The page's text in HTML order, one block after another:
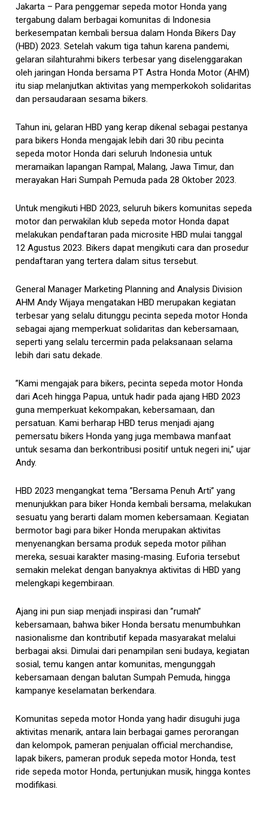
Jakarta – Para penggemar sepeda motor Honda yang
tergabung dalam berbagai komunitas di Indonesia
berkesempatan kembali bersua dalam Honda Bikers Day
(HBD) 2023. Setelah vakum tiga tahun karena pandemi,
gelaran silahturahmi bikers terbesar yang diselenggarakan
oleh jaringan Honda bersama PT Astra Honda Motor (AHM)
itu siap melanjutkan aktivitas yang memperkokoh solidaritas
dan persaudaraan sesama bikers.
Tahun ini, gelaran HBD yang kerap dikenal sebagai pestanya
para bikers Honda mengajak lebih dari 30 ribu pecinta
sepeda motor Honda dari seluruh Indonesia untuk
meramaikan lapangan Rampal, Malang, Jawa Timur, dan
merayakan Hari Sumpah Pemuda pada 28 Oktober 2023.
Untuk mengikuti HBD 2023, seluruh bikers komunitas sepeda
motor dan perwakilan klub sepeda motor Honda dapat
melakukan pendaftaran pada microsite HBD mulai tanggal
12 Agustus 2023. Bikers dapat mengikuti cara dan prosedur
pendaftaran yang tertera dalam situs tersebut.
General Manager Marketing Planning and Analysis Division
AHM Andy Wijaya mengatakan HBD merupakan kegiatan
terbesar yang selalu ditunggu pecinta sepeda motor Honda
sebagai ajang memperkuat solidaritas dan kebersamaan,
seperti yang selalu tercermin pada pelaksanaan selama
lebih dari satu dekade.
”Kami mengajak para bikers, pecinta sepeda motor Honda
dari Aceh hingga Papua, untuk hadir pada ajang HBD 2023
guna memperkuat kekompakan, kebersamaan, dan
persatuan. Kami berharap HBD terus menjadi ajang
pemersatu bikers Honda yang juga membawa manfaat
untuk sesama dan berkontribusi positif untuk negeri ini,” ujar
Andy.
HBD 2023 mengangkat tema ”Bersama Penuh Arti” yang
menunjukkan para biker Honda kembali bersama, melakukan
sesuatu yang berarti dalam momen kebersamaan. Kegiatan
bermotor bagi para biker Honda merupakan aktivitas
menyenangkan bersama produk sepeda motor pilihan
mereka, sesuai karakter masing-masing. Euforia tersebut
semakin melekat dengan banyaknya aktivitas di HBD yang
melengkapi kegembiraan.
Ajang ini pun siap menjadi inspirasi dan ”rumah”
kebersamaan, bahwa biker Honda bersatu menumbuhkan
nasionalisme dan kontributif kepada masyarakat melalui
berbagai aksi. Dimulai dari penampilan seni budaya, kegiatan
sosial, temu kangen antar komunitas, mengunggah
kebersamaan dengan balutan Sumpah Pemuda, hingga
kampanye keselamatan berkendara.
Komunitas sepeda motor Honda yang hadir disuguhi juga
aktivitas menarik, antara lain berbagai games perorangan
dan kelompok, pameran penjualan official merchandise,
lapak bikers, pameran produk sepeda motor Honda, test
ride sepeda motor Honda, pertunjukan musik, hingga kontes
modifikasi.